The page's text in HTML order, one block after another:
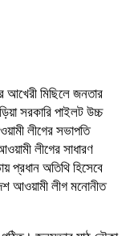
মিছিলে জনতার
সরকারি পাইলট উচ্চ
লীগের সভাপতি
লীগের সাধারণ
প্রধান অতিথি হিসেবে
আওয়ামী লীগ মনোনীত